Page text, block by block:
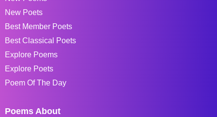
New Poets
Best Member Poets
Best Classical Poets
Explore Poems
Explore Poets
Poem Of The Day
Poems About